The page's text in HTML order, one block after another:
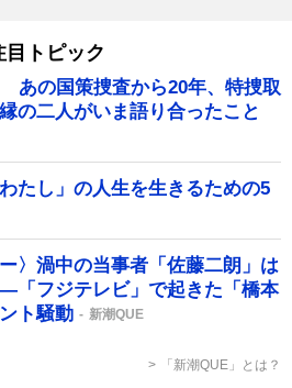
目トピック
あの国策捜査から20年、特捜取
の二人がいま語り合ったこと
たし」の人生を生きるための5
〉渦中の当事者「佐藤二朗」は
「フジテレビ」で起きた「橋本
ト騒動
新潮QUE
「新潮QUE」とは？